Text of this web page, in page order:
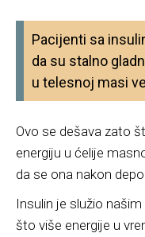
Pacijenti sa
da su stalno
u telesnoj masi
Ovo se dešava zato
energiju u ćelije
da se ona nakon
Insulin je služio
što više energije u